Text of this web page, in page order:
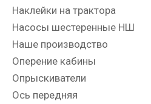
Наклейки на трактора
Насосы шестеренные НШ
Наше производство
Оперение кабины
Опрыскиватели
Ось передняя